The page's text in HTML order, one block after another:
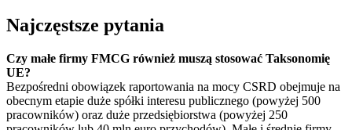
Najczęstsze pytania
Czy małe firmy FMCG również muszą stosować Taksonomię
UE?
Bezpośredni obowiązek raportowania na mocy CSRD obejmuje na
obecnym etapie duże spółki interesu publicznego (powyżej 500
pracowników) oraz duże przedsiębiorstwa (powyżej 250